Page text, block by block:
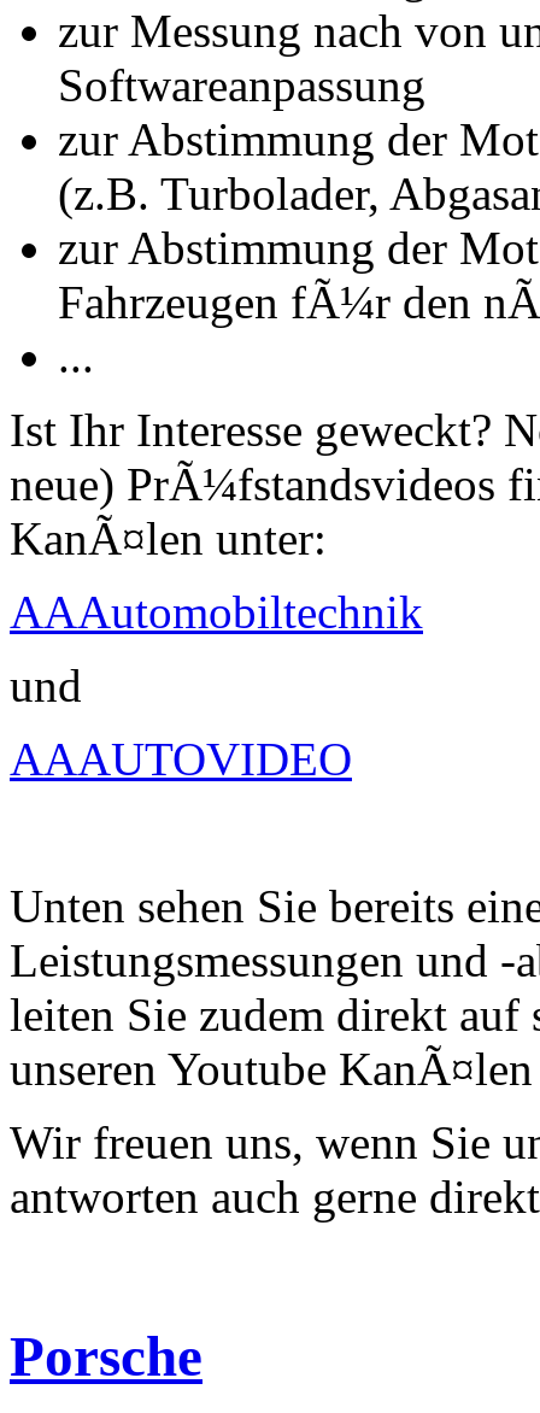
zur Messung nach von
Softwareanpassung
zur Abstimmung der
(z.B. Turbolader,
zur Abstimmung der
Fahrzeugen fÃ¼r den
...
Ist Ihr Interesse geweckt?
neue) PrÃ¼fstandsvideos
KanÃ¤len unter:
AAAutomobiltechnik
und
AAAUTOVIDEO
Unten sehen Sie bereits
Leistungsmessungen und -
leiten Sie zudem direkt auf
unseren Youtube
Wir freuen uns, wenn Sie
antworten auch gerne
Porsche